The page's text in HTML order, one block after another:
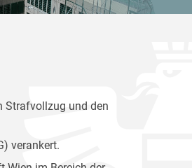
Strafvollzug und den
verankert.